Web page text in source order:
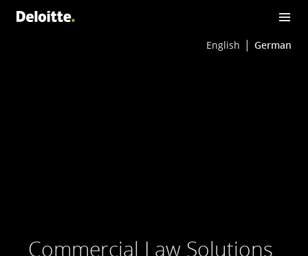
English German
Commercial Law Solutions